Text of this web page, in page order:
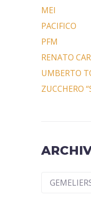
MEI
PACIFICO
PFM
RENATO
UMBERTO
ZUCCHERO